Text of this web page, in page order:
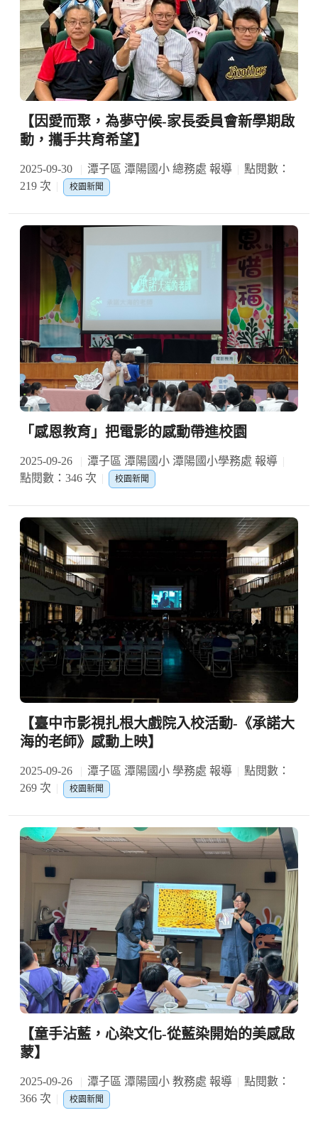
【因愛而聚，為夢守候-家長委員會新學期啟
動，攜手共育希望】
2025-09-30 潭子區 潭陽國小 總務處 報導
點閱數：
219 次
校園新聞
「感恩教育」把電影的感動帶進校園
2025-09-26
潭子區 潭陽國小 潭陽國小學務處 報導
點閱數：346 次
校園新聞
【臺中市影視扎根大戲院入校活動-《承諾大
海的老師》感動上映】
2025-09-26 潭子區 潭陽國小 學務處 報導
點閱數：
269 次
校園新聞
【童手沾藍，心染文化-從藍染開始的美感啟
蒙】
2025-09-26 潭子區 潭陽國小 教務處 報導
點閱數：
366 次
校園新聞